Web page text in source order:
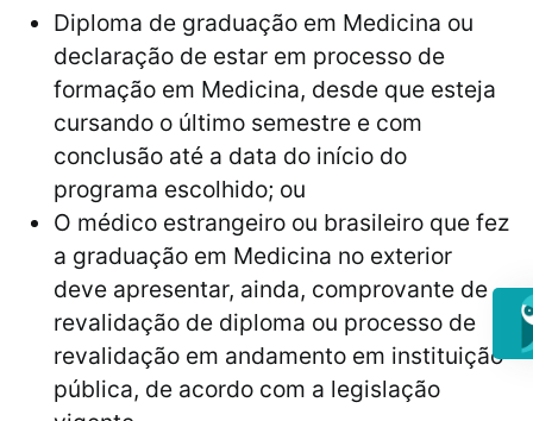
Diploma de graduação em Medicina ou
declaração de estar em processo de
formação em Medicina, desde que esteja
cursando o último semestre e com
conclusão até a data do início do
programa escolhido; ou
O médico estrangeiro ou brasileiro que fez
a graduação em Medicina no exterior
deve apresentar, ainda, comprovante de
revalidação de diploma ou processo de
revalidação em andamento em instituição
pública, de acordo com a legislação